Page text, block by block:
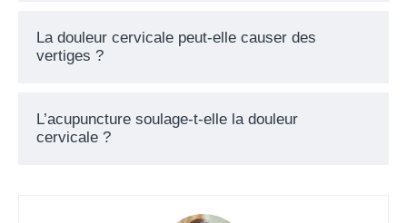
La douleur cervicale peut-elle causer des
vertiges ?
L’acupuncture soulage-t-elle la douleur
cervicale ?